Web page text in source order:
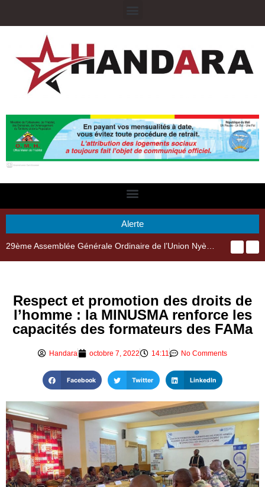
Alerte
29ème Assemblée Générale Ordinaire de l’Union Nyèsigiso : L’encours total des dépôts des membres passé de 18 milliards en 2024 à 21 milliards en 2025
Respect et promotion des droits de
l’homme : la MINUSMA renforce les
capacités des formateurs des FAMa
Handara octobre 7, 2022 14:11 No Comments
Facebook Twitter LinkedIn